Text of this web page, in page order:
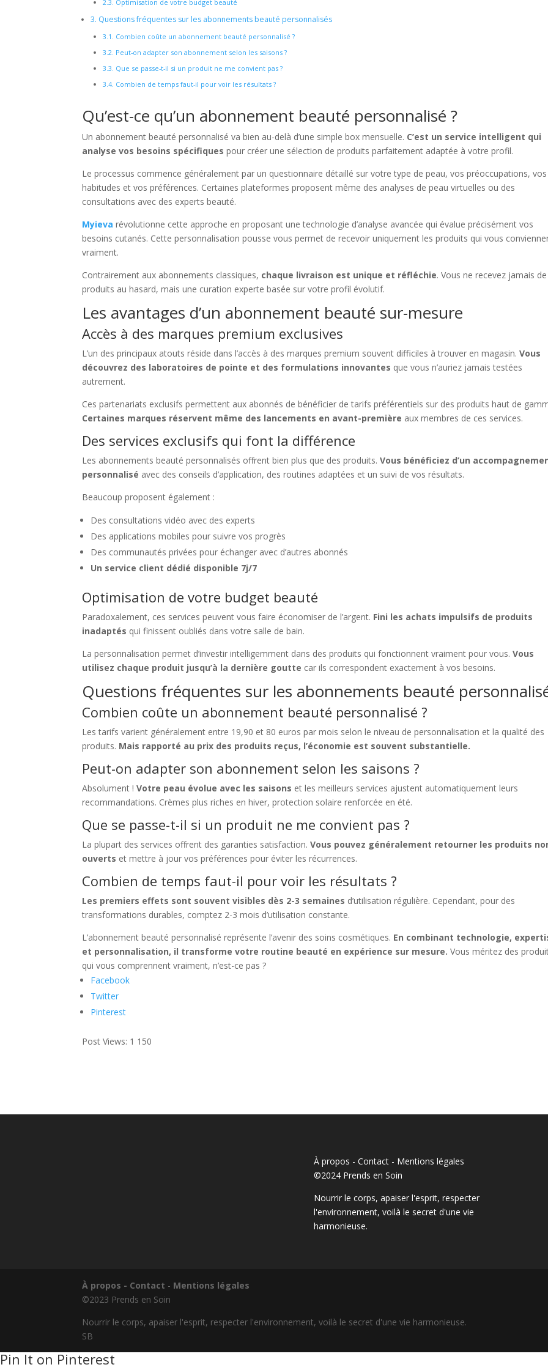
2.3. Optimisation de votre budget beauté
3. Questions fréquentes sur les abonnements beauté personnalisés
3.1. Combien coûte un abonnement beauté personnalisé ?
3.2. Peut-on adapter son abonnement selon les saisons ?
3.3. Que se passe-t-il si un produit ne me convient pas ?
3.4. Combien de temps faut-il pour voir les résultats ?
Qu’est-ce qu’un abonnement beauté personnalisé ?
Un abonnement beauté personnalisé va bien au-delà d’une simple box mensuelle. C’est un service intelligent qui
analyse vos besoins spécifiques pour créer une sélection de produits parfaitement adaptée à votre profil.
Le processus commence généralement par un questionnaire détaillé sur votre type de peau, vos préoccupations, vos
habitudes et vos préférences. Certaines plateformes proposent même des analyses de peau virtuelles ou des
consultations avec des experts beauté.
Myieva révolutionne cette approche en proposant une technologie d’analyse avancée qui évalue précisément vos
besoins cutanés. Cette personnalisation pousse vous permet de recevoir uniquement les produits qui vous
vraiment.
Contrairement aux abonnements classiques, chaque livraison est unique et réfléchie. Vous ne recevez jamais de
produits au hasard, mais une curation experte basée sur votre profil évolutif.
Les avantages d’un abonnement beauté sur-mesure
Accès à des marques premium exclusives
L’un des principaux atouts réside dans l’accès à des marques premium souvent difficiles à trouver en magasin.Vous
découvrez des laboratoires de pointe et des formulations innovantes que vous n’auriez jamais testées
autrement.
Ces partenariats exclusifs permettent aux abonnés de bénéficier de tarifs préférentiels sur des produits haut de
Certaines marques réservent même des lancements en avant-première aux membres de ces services.
Des services exclusifs qui font la différence
Les abonnements beauté personnalisés offrent bien plus que des produits.Vous bénéficiez d’un
personnalisé avec des conseils d’application, des routines adaptées et un suivi de vos résultats.
Beaucoup proposent également :
Des consultations vidéo avec des experts
Des applications mobiles pour suivre vos progrès
Des communautés privées pour échanger avec d’autres abonnés
Un service client dédié disponible 7j/7
Optimisation de votre budget beauté
Paradoxalement, ces services peuvent vous faire économiser de l’argent. Fini les achats impulsifs de produits
inadaptés qui finissent oubliés dans votre salle de bain.
La personnalisation permet d’investir intelligemment dans des produits qui fonctionnent vraiment pour vous.Vous
utilisez chaque produit jusqu’à la dernière goutte car ils correspondent exactement à vos besoins.
Questions fréquentes sur les abonnements beauté
Combien coûte un abonnement beauté personnalisé ?
Les tarifs varient généralement entre 19,90 et 80 euros par mois selon le niveau de personnalisation et la qualité des
produits. Mais rapporté au prix des produits reçus, l’économie est souvent substantielle.
Peut-on adapter son abonnement selon les saisons ?
Absolument !Votre peau évolue avec les saisons et les meilleurs services ajustent automatiquement leurs
recommandations. Crèmes plus riches en hiver, protection solaire renforcée en été.
Que se passe-t-il si un produit ne me convient pas ?
La plupart des services offrent des garanties satisfaction.Vous pouvez généralement retourner les produits
ouverts et mettre à jour vos préférences pour éviter les récurrences.
Combien de temps faut-il pour voir les résultats ?
Les premiers effets sont souvent visibles dès 2-3 semaines d’utilisation régulière. Cependant, pour des
transformations durables, comptez 2-3 mois d’utilisation constante.
L’abonnement beauté personnalisé représente l’avenir des soins cosmétiques. En combinant technologie,
et personnalisation, il transforme votre routine beauté en expérience sur mesure. Vous méritez des
qui vous comprennent vraiment, n’est-ce pas ?
Facebook
Twitter
Pinterest
Post Views: 1 150
À propos - Contact- Mentions légales
©2024 Prends en Soin
Nourrir le corps, apaiser l'esprit, respecter
l'environnement, voilà le secret d'une vie
harmonieuse.
À propos - Contact - Mentions légales
©2023 Prends en Soin
Nourrir le corps, apaiser l'esprit, respecter l'environnement, voilà le secret d'une vie harmonieuse.
SB
Pin It on Pinterest